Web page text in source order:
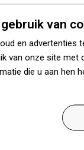

van
en advertenties
van onze site met
die u aan hen